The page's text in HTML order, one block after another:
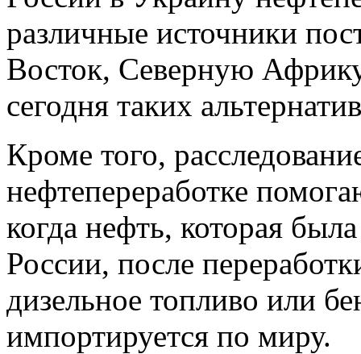
различные источники
Восток, Северную
сегодня таких
Кроме того,
нефтепереработке
когда нефть, которая
России, после
дизельное топливо или
импортируется по миру.